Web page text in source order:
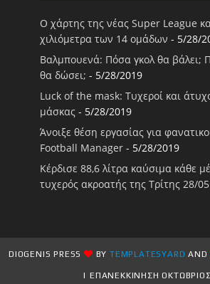
Ο χάρτης της νέας Super League
χιλιόμετρα των 14 ομάδων - 5/28/
Βαλμπουενά: Πόσα γκολ θα βάλει;
θα δώσει; - 5/28/2019
Luck of the mask: Τυχεροί και
μάσκας - 5/28/2019
Άνοιξε θέση εργασίας για
Football Μanager - 5/28/2019
Κέρδισε 88,6 λίτρα καύσιμα κάθε
τυχερός ακροατής της Τρίτης 28/05
DIOGENIS PRESS BYTEMPLATESYARD AND
| ΕΠΑΝΕΚΚΙΝΗΣΗ